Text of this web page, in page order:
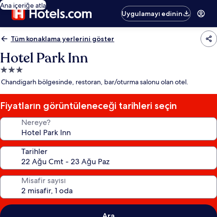
Ana içeriğe atla
Uygulamayı edinin
Tüm konaklama yerlerini göster
Hotel Park Inn
3.0
yıldızlı
yeri
Chandigarh bölgesinde, restoran, bar/oturma salonu olan otel.
Fiyatların görüntüleneceği tarihleri seçin
Nereye?
Tarihler
Misafir sayısı